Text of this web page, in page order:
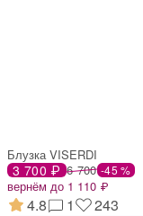
Блузка VISERDI
3 700 ₽ 6 700 -45 %
вернём до 1 110 ₽
4.8 1 243